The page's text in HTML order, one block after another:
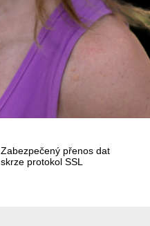
Zabezpečený přenos dat
skrze protokol SSL